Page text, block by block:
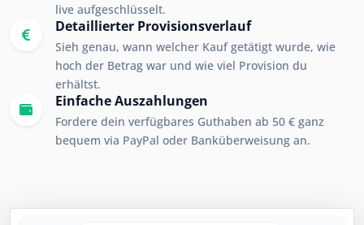
live aufgeschlüsselt.
Detaillierter Provisionsverlauf
Sieh genau, wann welcher Kauf getätigt wurde, wie
hoch der Betrag war und wie viel Provision du
erhältst.
Einfache Auszahlungen
Fordere dein verfügbares Guthaben ab 50 € ganz
bequem via PayPal oder Banküberweisung an.